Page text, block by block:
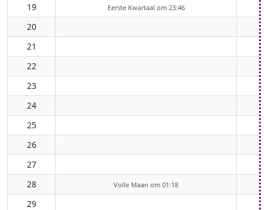
19
Eerste Kwartaal om 23:46
20
21
22
23
24
25
26
27
28
Volle Maan om 01:18
29